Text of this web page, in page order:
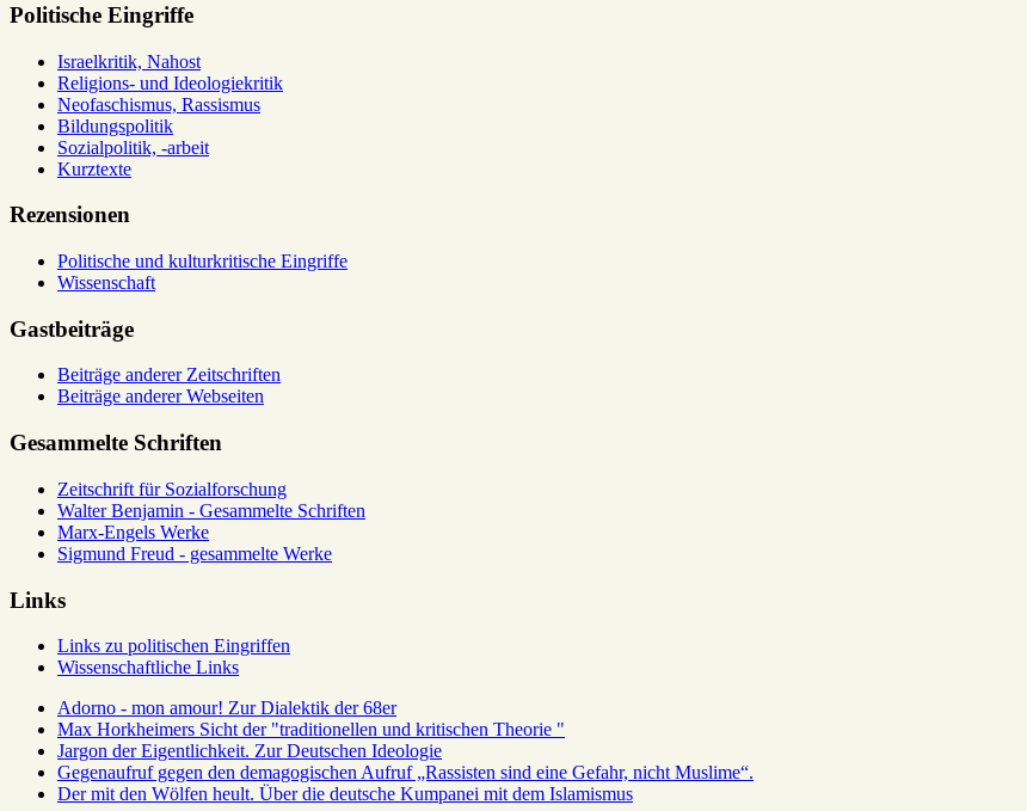
Politische Eingriffe
Israelkritik, Nahost
Religions- und Ideologiekritik
Neofaschismus, Rassismus
Bildungspolitik
Sozialpolitik, -arbeit
Kurztexte
Rezensionen
Politische und kulturkritische Eingriffe
Wissenschaft
Gastbeiträge
Beiträge anderer Zeitschriften
Beiträge anderer Webseiten
Gesammelte Schriften
Zeitschrift für Sozialforschung
Walter Benjamin - Gesammelte Schriften
Marx-Engels Werke
Sigmund Freud - gesammelte Werke
Links
Links zu politischen Eingriffen
Wissenschaftliche Links
Adorno - mon amour! Zur Dialektik der 68er
Max Horkheimers Sicht der "traditionellen und kritischen Theorie "
Jargon der Eigentlichkeit. Zur Deutschen Ideologie
Gegenaufruf gegen den demagogischen Aufruf „Rassisten sind eine Gefahr, nicht Muslime“.
Der mit den Wölfen heult. Über die deutsche Kumpanei mit dem Islamismus